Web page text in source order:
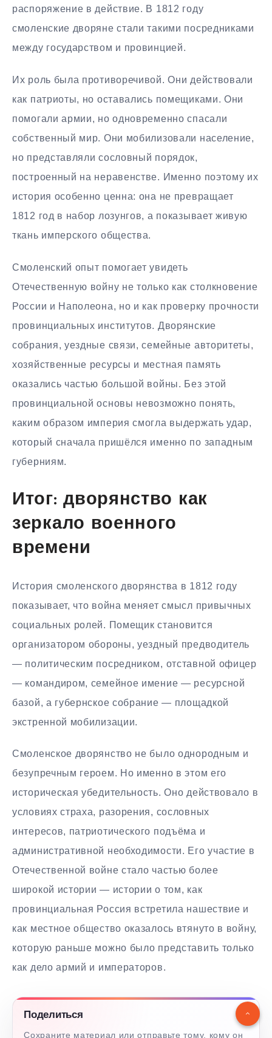
распоряжение в действие. В 1812 году
смоленские дворяне стали такими посредниками
между государством и провинцией.
Их роль была противоречивой. Они действовали
как патриоты, но оставались помещиками. Они
помогали армии, но одновременно спасали
собственный мир. Они мобилизовали население,
но представляли сословный порядок,
построенный на неравенстве. Именно поэтому их
история особенно ценна: она не превращает
1812 год в набор лозунгов, а показывает живую
ткань имперского общества.
Смоленский опыт помогает увидеть
Отечественную войну не только как столкновение
России и Наполеона, но и как проверку прочности
провинциальных институтов. Дворянские
собрания, уездные связи, семейные авторитеты,
хозяйственные ресурсы и местная память
оказались частью большой войны. Без этой
провинциальной основы невозможно понять,
каким образом империя смогла выдержать удар,
который сначала пришёлся именно по западным
губерниям.
Итог: дворянство как
зеркало военного
времени
История смоленского дворянства в 1812 году
показывает, что война меняет смысл привычных
социальных ролей. Помещик становится
организатором обороны, уездный предводитель
— политическим посредником, отставной офицер
— командиром, семейное имение — ресурсной
базой, а губернское собрание — площадкой
экстренной мобилизации.
Смоленское дворянство не было однородным и
безупречным героем. Но именно в этом его
историческая убедительность. Оно действовало в
условиях страха, разорения, сословных
интересов, патриотического подъёма и
административной необходимости. Его участие в
Отечественной войне стало частью более
широкой истории — истории о том, как
провинциальная Россия встретила нашествие и
как местное общество оказалось втянуто в войну,
которую раньше можно было представить только
как дело армий и императоров.
Поделиться
Сохраните материал или отправьте тому, кому он